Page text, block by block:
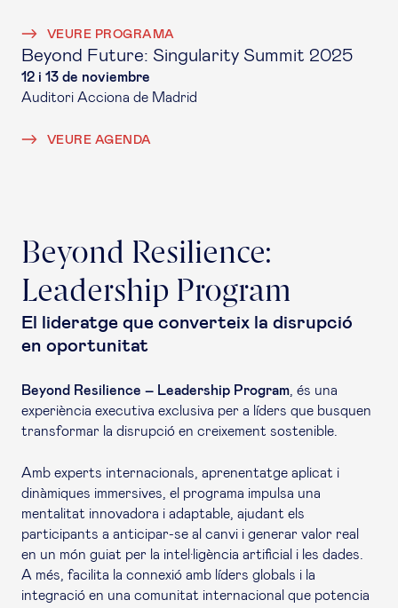
VEURE PROGRAMA
Beyond Future: Singularity Summit 2025
12 i 13 de noviembre
Auditori Acciona de Madrid
VEURE AGENDA
Beyond Resilience:
Leadership Program
El lideratge que converteix la disrupció
en oportunitat
Beyond Resilience – Leadership Program , és una
experiència executiva exclusiva per a líders que busquen
transformar la disrupció en creixement sostenible.
Amb experts internacionals, aprenentatge aplicat i
dinàmiques immersives, el programa impulsa una
mentalitat innovadora i adaptable, ajudant els
participants a anticipar-se al canvi i generar valor real
en un món guiat per la intel·ligència artificial i les dades.
A més, facilita la connexió amb líders globals i la
integració en una comunitat internacional que potencia